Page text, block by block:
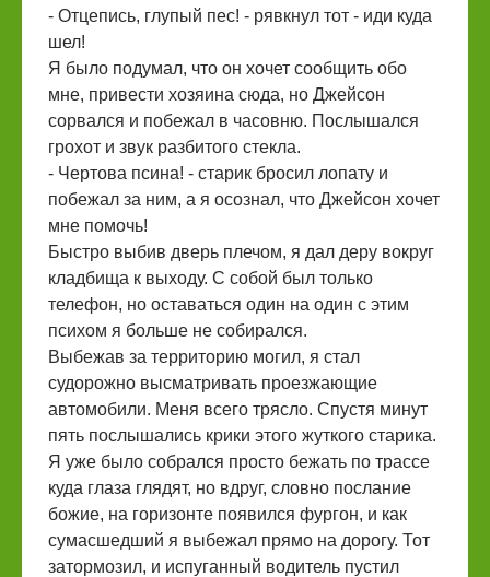
- Отцепись, глупый пес! - рявкнул тот - иди куда
шел!
Я было подумал, что он хочет сообщить обо
мне, привести хозяина сюда, но Джейсон
сорвался и побежал в часовню. Послышался
грохот и звук разбитого стекла.
- Чертова псина! - старик бросил лопату и
побежал за ним, а я осознал, что Джейсон хочет
мне помочь!
Быстро выбив дверь плечом, я дал деру вокруг
кладбища к выходу. С собой был только
телефон, но оставаться один на один с этим
психом я больше не собирался.
Выбежав за территорию могил, я стал
судорожно высматривать проезжающие
автомобили. Меня всего трясло. Спустя минут
пять послышались крики этого жуткого старика.
Я уже было собрался просто бежать по трассе
куда глаза глядят, но вдруг, словно послание
божие, на горизонте появился фургон, и как
сумасшедший я выбежал прямо на дорогу. Тот
затормозил, и испуганный водитель пустил